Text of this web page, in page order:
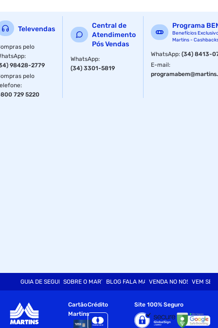
Televendas
pelo
:
98428-2779
pelo
:
729 5220
Central de
Atendimento
Pós Vendas
WhatsApp:
(34) 3301-5819
Programa
Benefícios
Martins -
WhatsApp:(34) 8413-
E-mail:
GUIA DE SEGURANÇASOBRE O MARTINSBLOG FALA MARTVENDA NO NOSSO SITE
VEM SER
Cartão
Martins
Crédito Site 100% Seguro